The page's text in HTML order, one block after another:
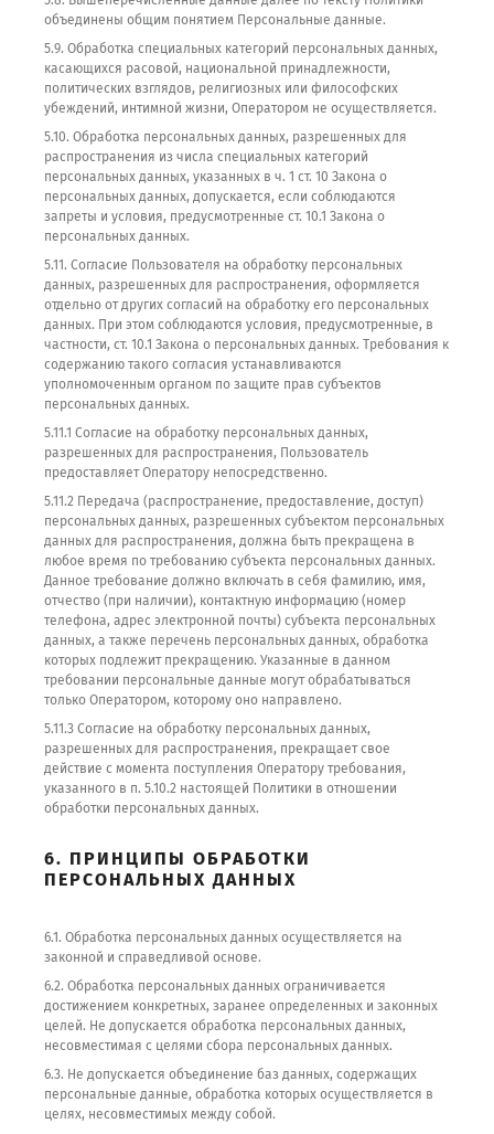
объединены общим понятием Персональные данные.
5.9. Обработка специальных категорий персональных данных,
касающихся расовой, национальной принадлежности,
политических взглядов, религиозных или философских
убеждений, интимной жизни, Оператором не осуществляется.
5.10. Обработка персональных данных, разрешенных для
распространения из числа специальных категорий
персональных данных, указанных в ч. 1 ст. 10 Закона о
персональных данных, допускается, если соблюдаются
запреты и условия, предусмотренные ст. 10.1 Закона о
персональных данных.
5.11. Согласие Пользователя на обработку персональных
данных, разрешенных для распространения, оформляется
отдельно от других согласий на обработку его персональных
данных. При этом соблюдаются условия, предусмотренные, в
частности, ст. 10.1 Закона о персональных данных. Требования к
содержанию такого согласия устанавливаются
уполномоченным органом по защите прав субъектов
персональных данных.
5.11.1 Согласие на обработку персональных данных,
разрешенных для распространения, Пользователь
предоставляет Оператору непосредственно.
5.11.2 Передача (распространение, предоставление, доступ)
персональных данных, разрешенных субъектом персональных
данных для распространения, должна быть прекращена в
любое время по требованию субъекта персональных данных.
Данное требование должно включать в себя фамилию, имя,
отчество (при наличии), контактную информацию (номер
телефона, адрес электронной почты) субъекта персональных
данных, а также перечень персональных данных, обработка
которых подлежит прекращению. Указанные в данном
требовании персональные данные могут обрабатываться
только Оператором, которому оно направлено.
5.11.3 Согласие на обработку персональных данных,
разрешенных для распространения, прекращает свое
действие с момента поступления Оператору требования,
указанного в п. 5.10.2 настоящей Политики в отношении
обработки персональных данных.
6. ПРИНЦИПЫ ОБРАБОТКИ
ПЕРСОНАЛЬНЫХ ДАННЫХ
6.1. Обработка персональных данных осуществляется на
законной и справедливой основе.
6.2. Обработка персональных данных ограничивается
достижением конкретных, заранее определенных и законных
целей. Не допускается обработка персональных данных,
несовместимая с целями сбора персональных данных.
6.3. Не допускается объединение баз данных, содержащих
персональные данные, обработка которых осуществляется в
целях, несовместимых между собой.